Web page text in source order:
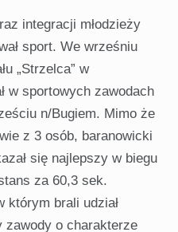
integracji młodzieży
sport. We wrześniu
„Strzelca” w
w sportowych zawodach
n/Bugiem. Mimo że
z 3 osób, baranowicki
się najlepszy w biegu
za 60,3 sek.
którym brali udział
zawody o charakterze